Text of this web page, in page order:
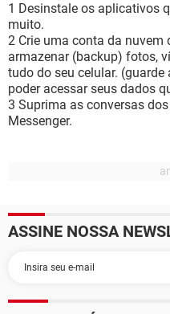
1 Desinstale os aplicativos
muito.
2 Crie uma conta da nuvem
armazenar (backup) fotos,
tudo do seu celular.
poder acessar seus dados
3 Suprima as conversas
Messenger.
ASSINE NOSSA